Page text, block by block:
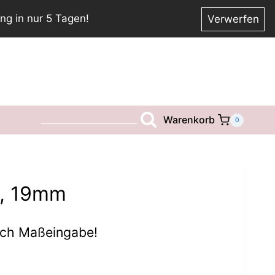
in nur 5 Tagen! Verwerfen
Warenkorb 0
19mm
Maßeingabe!